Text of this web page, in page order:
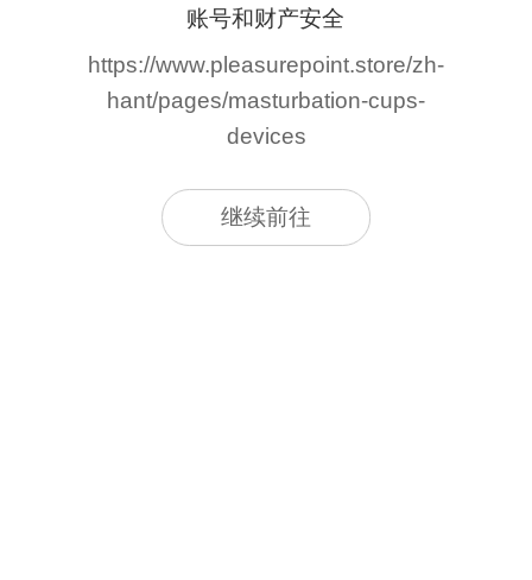
账号和财产安全
https://www.pleasurepoint.store/zh-
hant/pages/masturbation-cups-
devices
继续前往